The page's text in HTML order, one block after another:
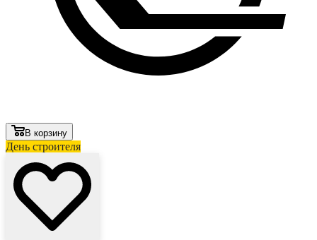
В корзину
День строителя